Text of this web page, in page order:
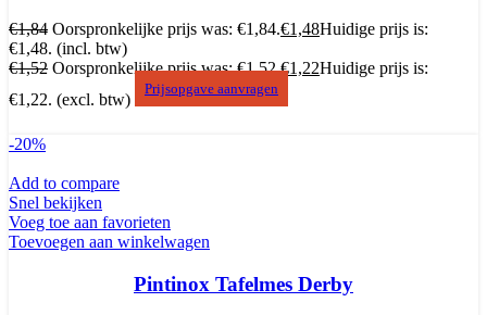
€1,84 Oorspronkelijke prijs was: €1,84.€1,48Huidige prijs is:
€1,48. (incl. btw)
€1,52 Oorspronkelijke prijs was: €1,52.€1,22Huidige prijs is:
€1,22. (excl. btw)
Prijsopgave aanvragen
-20%
Add to compare
Snel bekijken
Voeg toe aan favorieten
Toevoegen aan winkelwagen
Pintinox Tafelmes Derby